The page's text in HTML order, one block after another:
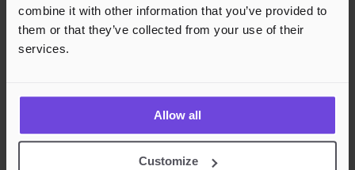
combine it with other information that you’ve provided to
them or that they’ve collected from your use of their
services.
Allow all
Customize